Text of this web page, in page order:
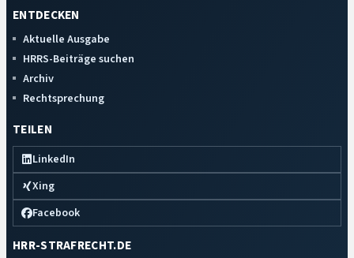
ENTDECKEN
Aktuelle Ausgabe
HRRS-Beiträge suchen
Archiv
Rechtsprechung
TEILEN
LinkedIn
Xing
Facebook
HRR-STRAFRECHT.DE